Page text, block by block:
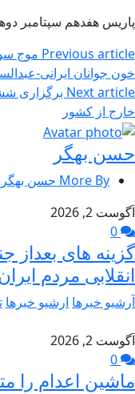
پاریس هفدهم سپتامبر
Previous article موج
خون جوانان ایرانی-
Next article برگزاری
خارج از کشور
حسن بهگر
More By حسن بهگر
آگوست 2, 2026
گزینه های
انقلابی مردم
آرشیو خبرها ارشیو خبرها
آگوست 2, 2026
ماشین اعدام را